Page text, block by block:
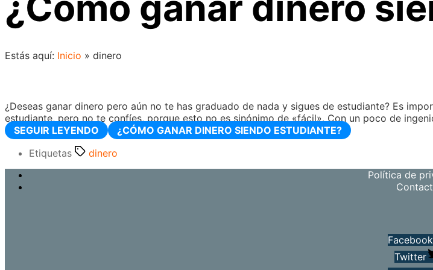
Estás aquí: Inicio » dinero
¿Deseas ganar dinero pero aún no te has graduado de nada y sigues de estudiante? Es
estudiante, pero no te confíes, porque esto no es sinónimo de «fácil». Con un poco de
SEGUIR LEYENDO
¿CÓMO GANAR DINERO SIENDO ESTUDIANTE?
Etiquetas
dinero
Política de
Facebook
Twitter